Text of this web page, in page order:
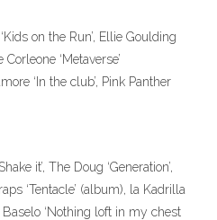
on the Run’, Ellie Goulding
Corleone ‘Metaverse’
‘In the club’, Pink Panther
it’, The Doug ‘Generation’,
‘Tentacle’ (album), la Kadrilla
Baselo ‘Nothing loft in my chest